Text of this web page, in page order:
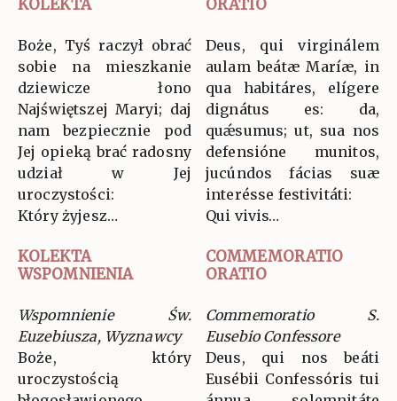
KOLEKTA ORATIO
Boże, Tyś raczył obrać
sobie na mieszkanie
dziewicze łono
Najświętszej Maryi; daj
nam bezpiecznie pod
Jej opieką brać radosny
udział w Jej
uroczystości:
Który żyjesz…
Deus, qui virginálem
aulam beátæ Maríæ, in
qua habitáres, elígere
dignátus es: da,
quǽsumus; ut, sua nos
defensióne munitos,
jucúndos fácias suæ
interésse festivitáti:
Qui vivis…
KOLEKTA
WSPOMNIENIA
COMMEMORATIO
ORATIO
Wspomnienie Św.
Euzebiusza, Wyznawcy
Boże, który
uroczystością
Commemoratio S.
Eusebio Confessore
Deus, qui nos beáti
Eusébii Confessóris tui